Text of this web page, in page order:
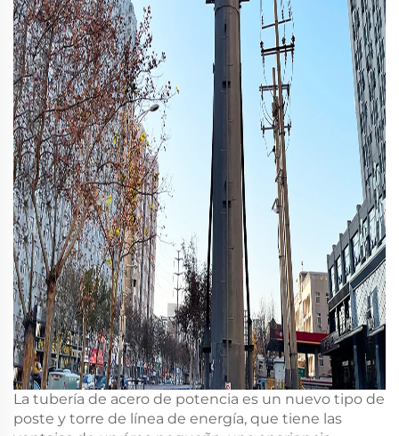
La tubería de acero de potencia es un nuevo tipo de
poste y torre de línea de energía, que tiene las